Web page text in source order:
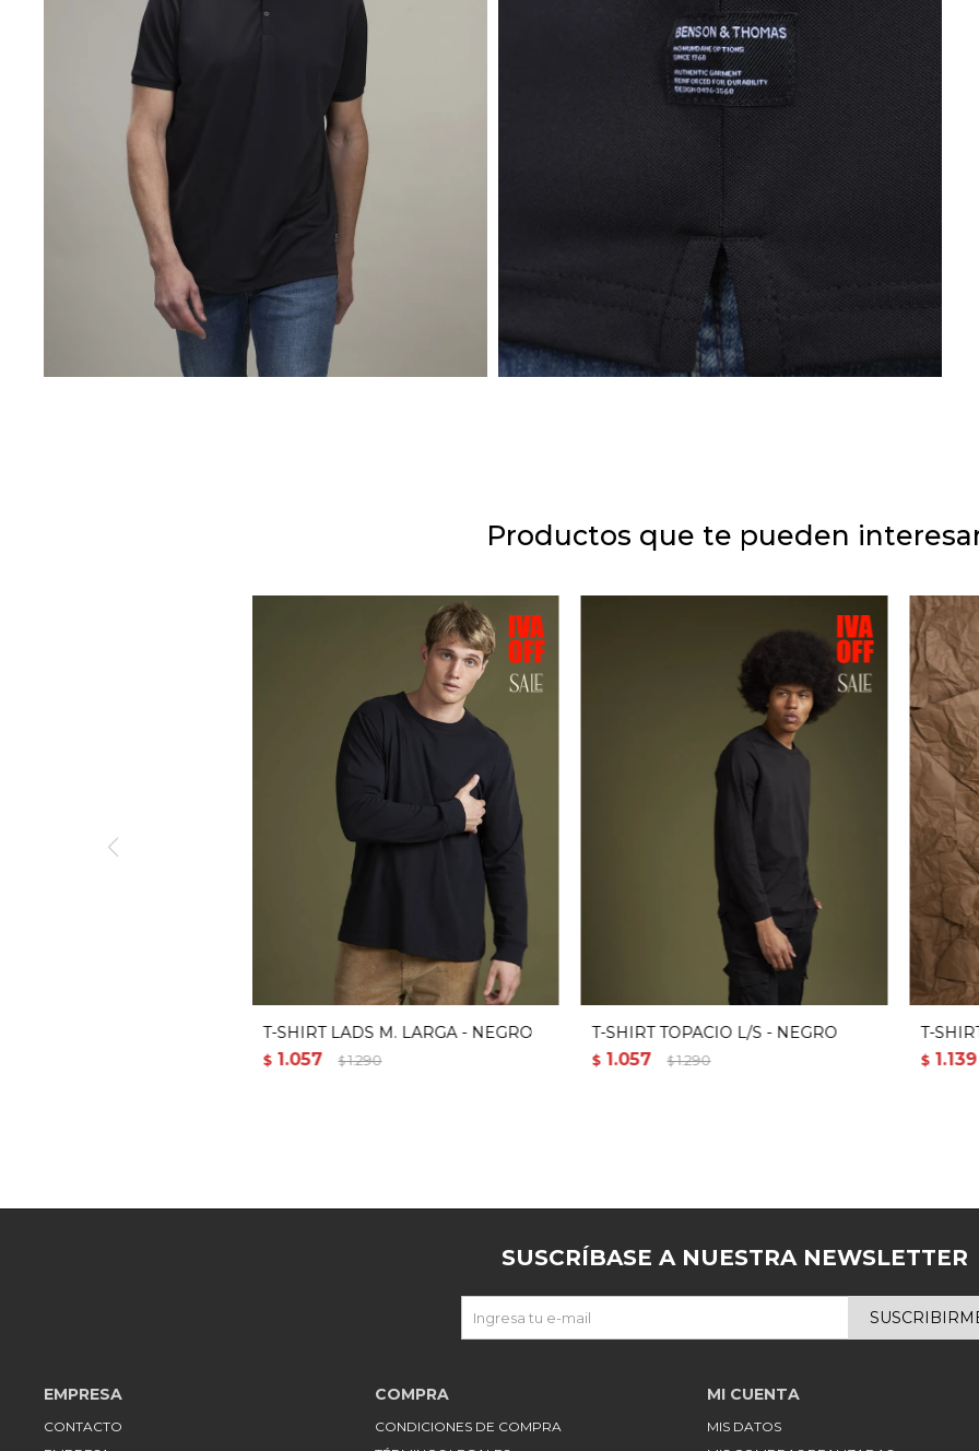
Productos que te pueden
T-SHIRT LADS M. LARGA - NEGRO
$ 1.057 $ 1.290
T-SHIRT TOPACIO L/S - NEGRO
$ 1.057 $ 1.290
T-
$ 1.139
EMPRESA
CONTACTO
COMPRA
CONDICIONES DE COMPRA
MI CUENTA
MIS DATOS
SUSCRÍBASE A NUESTRA NEWSLETTER